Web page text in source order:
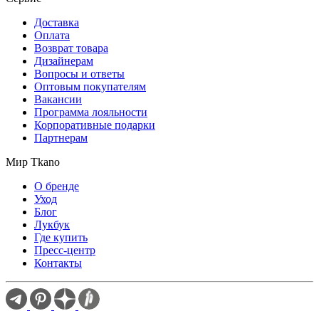
Доставка
Оплата
Возврат товара
Дизайнерам
Вопросы и ответы
Оптовым покупателям
Вакансии
Программа лояльности
Корпоративные подарки
Партнерам
Мир Tkano
О бренде
Уход
Блог
Лукбук
Где купить
Пресс-центр
Контакты